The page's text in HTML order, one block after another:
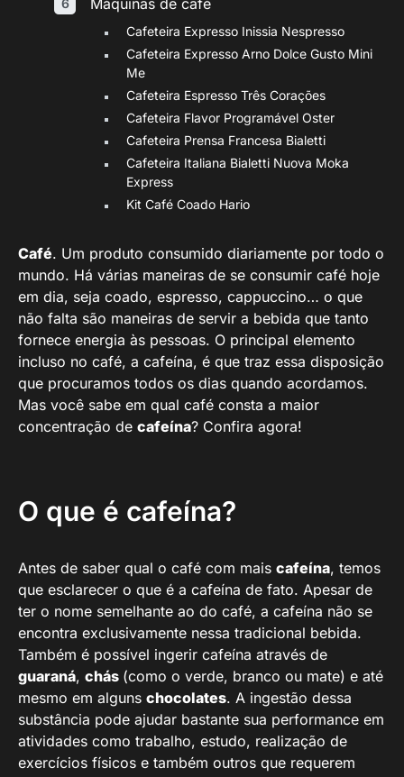
Máquinas de café
Cafeteira Expresso Inissia Nespresso
Cafeteira Expresso Arno Dolce Gusto Mini
Me
Cafeteira Espresso Três Corações
Cafeteira Flavor Programável Oster
Cafeteira Prensa Francesa Bialetti
Cafeteira Italiana Bialetti Nuova Moka
Express
Kit Café Coado Hario
Café. Um produto consumido diariamente por todo o
mundo. Há várias maneiras de se consumir café hoje
em dia, seja coado, espresso, cappuccino… o que
não falta são maneiras de servir a bebida que tanto
fornece energia às pessoas. O principal elemento
incluso no café, a cafeína, é que traz essa disposição
que procuramos todos os dias quando acordamos.
Mas você sabe em qual café consta a maior
concentração de cafeína? Confira agora!
O que é cafeína?
Antes de saber qual o café com mais cafeína, temos
que esclarecer o que é a cafeína de fato. Apesar de
ter o nome semelhante ao do café, a cafeína não se
encontra exclusivamente nessa tradicional bebida.
Também é possível ingerir cafeína através de
guaraná, chás (como o verde, branco ou mate) e até
mesmo em alguns chocolates. A ingestão dessa
substância pode ajudar bastante sua performance em
atividades como trabalho, estudo, realização de
exercícios físicos e também outros que requerem